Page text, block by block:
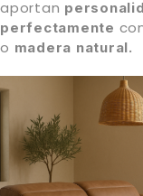
aportan
perfectamente
o madera natural.